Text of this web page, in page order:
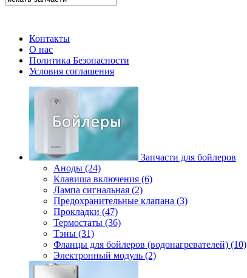
Контакты
О нас
Политика Безопасности
Условия соглашения
Запчасти для бойлеров
Аноды (24)
Клавиша включения (6)
Лампа сигнальная (2)
Предохранительные клапана (3)
Прокладки (47)
Термостаты (36)
Тэны (31)
Фланцы для бойлеров (водонагревателей) (10)
Электронный модуль (2)